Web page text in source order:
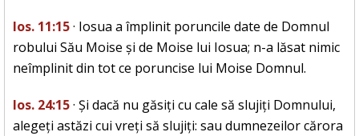
Ios. 11:15· Iosua a împlinit poruncile date de Domnul
robului Său Moise și de Moise lui Iosua; n-a lăsat nimic
neîmplinit din tot ce poruncise lui Moise Domnul.
Ios. 24:15· Și dacă nu găsiți cu cale să slujiți Domnului,
alegeți astăzi cui vreți să slujiți: sau dumnezeilor cărora